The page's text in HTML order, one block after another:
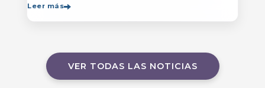
Leer más
VER TODAS LAS NOTICIAS